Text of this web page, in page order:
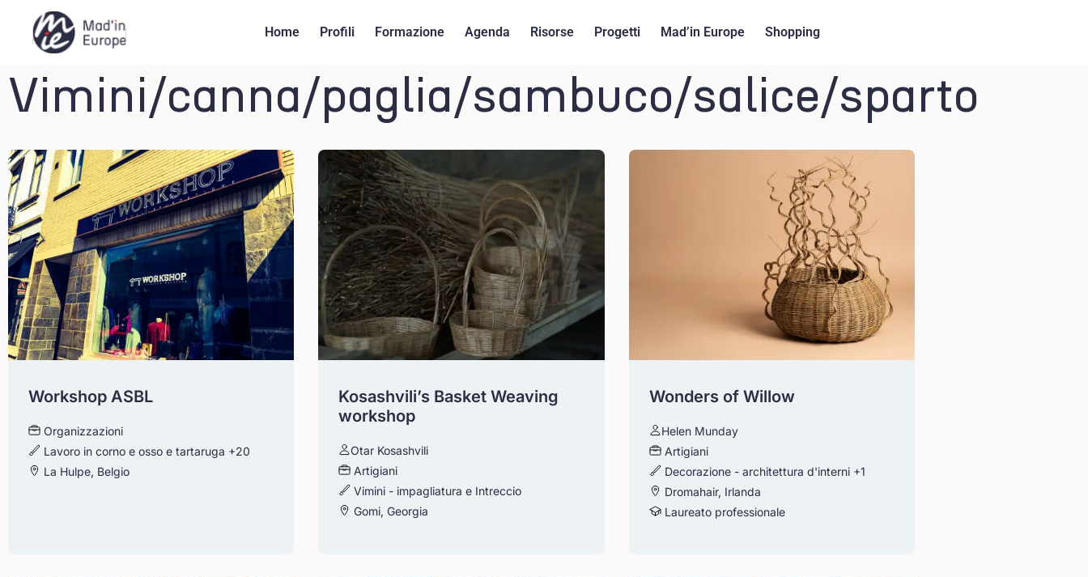
Home Profili Formazione Agenda Risorse Progetti Mad’in Europe Shopping
Vimini/canna/paglia/sambuco/salice/sparto
Workshop ASBL
Organizzazioni
Lavoro in corno e osso e tartaruga +20
La Hulpe, Belgio
Kosashvili’s Basket Weaving
workshop
Otar Kosashvili
Artigiani
Vimini - impagliatura e Intreccio
Gomi, Georgia
Wonders of Willow
Helen Munday
Artigiani
Decorazione - architettura d'interni+1
Dromahair, Irlanda
Laureato professionale